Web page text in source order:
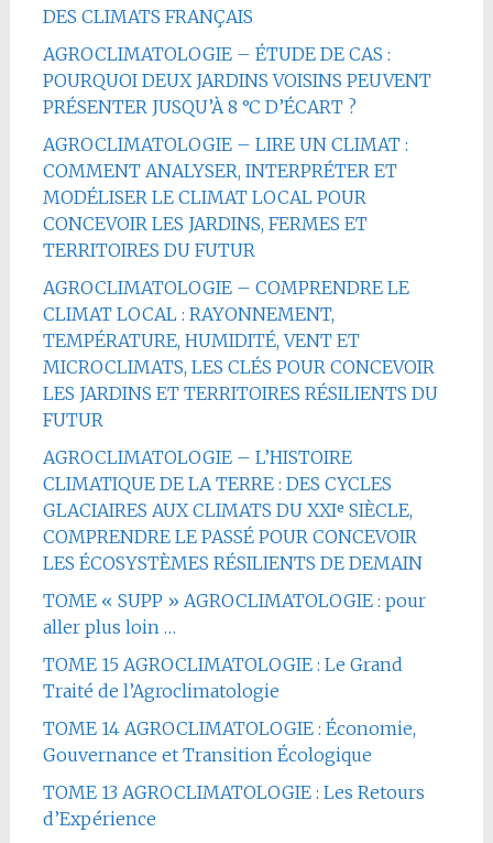
DES CLIMATS FRANÇAIS
AGROCLIMATOLOGIE – ÉTUDE DE CAS :
POURQUOI DEUX JARDINS VOISINS PEUVENT
PRÉSENTER JUSQU’À 8 °C D’ÉCART ?
AGROCLIMATOLOGIE – LIRE UN CLIMAT :
COMMENT ANALYSER, INTERPRÉTER ET
MODÉLISER LE CLIMAT LOCAL POUR
CONCEVOIR LES JARDINS, FERMES ET
TERRITOIRES DU FUTUR
AGROCLIMATOLOGIE – COMPRENDRE LE
CLIMAT LOCAL : RAYONNEMENT,
TEMPÉRATURE, HUMIDITÉ, VENT ET
MICROCLIMATS, LES CLÉS POUR CONCEVOIR
LES JARDINS ET TERRITOIRES RÉSILIENTS DU
FUTUR
AGROCLIMATOLOGIE – L’HISTOIRE
CLIMATIQUE DE LA TERRE : DES CYCLES
GLACIAIRES AUX CLIMATS DU XXIᵉ SIÈCLE,
COMPRENDRE LE PASSÉ POUR CONCEVOIR
LES ÉCOSYSTÈMES RÉSILIENTS DE DEMAIN
TOME « SUPP » AGROCLIMATOLOGIE : pour
aller plus loin …
TOME 15 AGROCLIMATOLOGIE : Le Grand
Traité de l’Agroclimatologie
TOME 14 AGROCLIMATOLOGIE : Économie,
Gouvernance et Transition Écologique
TOME 13 AGROCLIMATOLOGIE : Les Retours
d’Expérience